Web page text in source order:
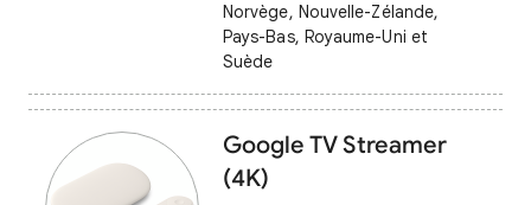
Norvège, Nouvelle-Zélande,
Pays-Bas, Royaume-Uni et
Suède
Google TV Streamer
(4K)